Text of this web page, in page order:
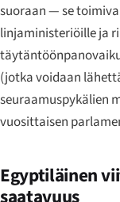
suoraan — se
linjaministeriöille ja
(jotka voidaan
seuraamuspykälien
vuosittaisen
Egyptiläinen